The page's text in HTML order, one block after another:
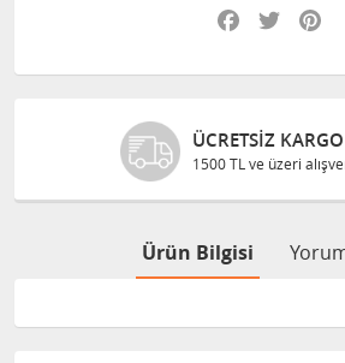
Facebook
Twitter
ÜCRETSIZ KARGO
1500 TL ve üzeri
Ürün Bilgisi